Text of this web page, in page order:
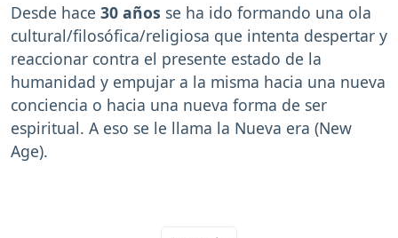
Desde hace 30 años se ha ido formando una ola
cultural/filosófica/religiosa que intenta despertar y
reaccionar contra el presente estado de la
humanidad y empujar a la misma hacia una nueva
conciencia o hacia una nueva forma de ser
espiritual. A eso se le llama la Nueva era (New
Age).